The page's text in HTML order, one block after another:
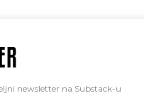
newsletter na Substack-u